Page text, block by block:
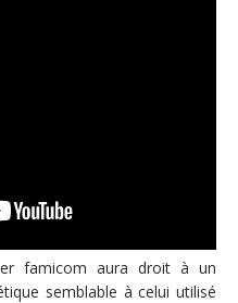
famicom aura droit à un
semblable à celui utilisé